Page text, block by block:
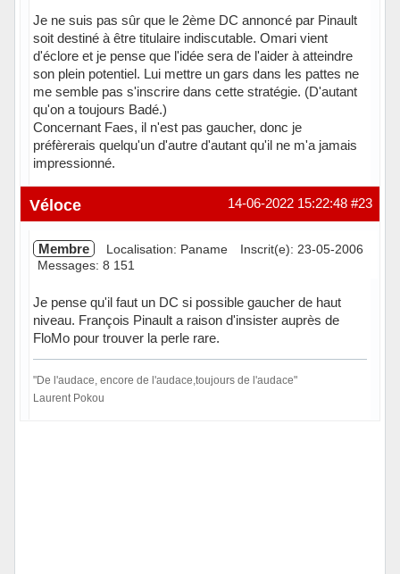
Je ne suis pas sûr que le 2ème DC annoncé par Pinault
soit destiné à être titulaire indiscutable. Omari vient
d'éclore et je pense que l'idée sera de l'aider à atteindre
son plein potentiel. Lui mettre un gars dans les pattes ne
me semble pas s'inscrire dans cette stratégie. (D'autant
qu'on a toujours Badé.)
Concernant Faes, il n'est pas gaucher, donc je
préfèrerais quelqu'un d'autre d'autant qu'il ne m'a jamais
impressionné.
Hors ligne #23
14-06-2022 15:22:48
Véloce
Membre Localisation: Paname
Inscrit(e): 23-05-2006
Messages: 8 151
Je pense qu'il faut un DC si possible gaucher de haut
niveau. François Pinault a raison d'insister auprès de
FloMo pour trouver la perle rare.
"De l'audace, encore de l'audace,toujours de l'audace"
Laurent Pokou